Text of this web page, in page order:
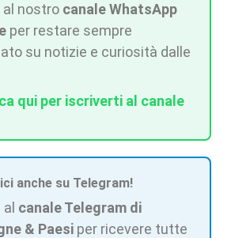
nostro canale WhatsApp
per restare sempre
su notizie e curiosità dalle
qui per iscriverti al canale
anche su Telegram!
canale Telegram di
& Paesi per ricevere tutte